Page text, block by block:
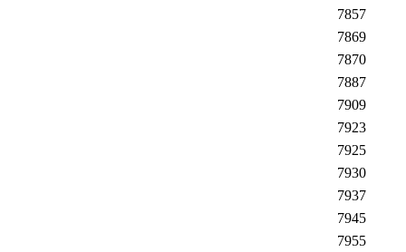
7857
7869
7870
7887
7909
7923
7925
7930
7937
7945
7955